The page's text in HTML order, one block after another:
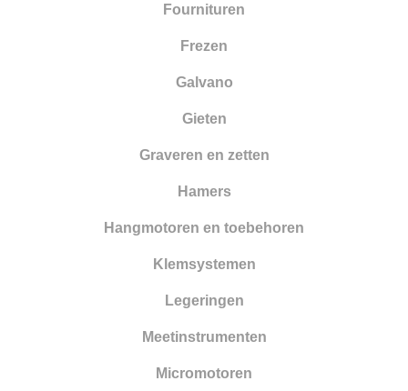
Fournituren
Frezen
Galvano
Gieten
Graveren en zetten
Hamers
Hangmotoren en toebehoren
Klemsystemen
Legeringen
Meetinstrumenten
Micromotoren